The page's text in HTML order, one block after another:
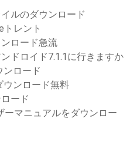
ルのダウンロード
トレント
ロード急流
ドロイド7.1.1に行きますか
ンロード
ウンロード無料
ード
ーマニュアルをダウンロー